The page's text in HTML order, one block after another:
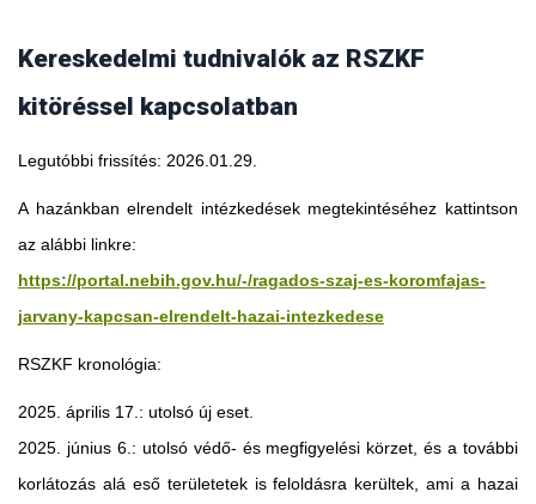
Kereskedelmi tudnivalók az RSZKF
kitöréssel kapcsolatban
Legutóbbi frissítés: 2026.01.29.
A hazánkban elrendelt intézkedések megtekintéséhez kattintson
az alábbi linkre:
https://portal.nebih.gov.hu/-/ragados-szaj-es-koromfajas-
jarvany-kapcsan-elrendelt-hazai-intezkedese
RSZKF kronológia:
2025. április 17.: utolsó új eset.
2025. június 6.: utolsó védő- és megfigyelési körzet, és a további
korlátozás alá eső területetek is feloldásra kerültek, ami a hazai
Georgia